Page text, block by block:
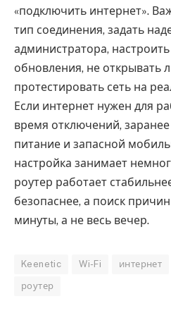
«подключить интернет».
тип соединения, задать
администратора,
обновления, не открывать
протестировать сеть на
Если интернет нужен для
время отключений,
питание и запасной
настройка занимает
роутер работает
безопаснее, а поиск
минуты, а не весь вечер.
Keenetic Wi-Fi интернет
роутер